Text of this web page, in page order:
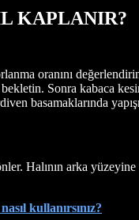
KAPLANIR?
oranını
Sonra kabaca
basamaklarında
Halının arka
kullanırsınız?